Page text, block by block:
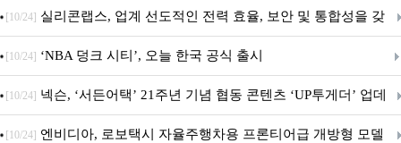
표
[10/24] 실리콘랩스, 업계 선도적인 전력 효율, 보안 및 통합성을 갖
춘 초저전력 블루투스 LE SoC ‘BG2B’ 공개
[10/24] ‘NBA 덩크 시티’, 오늘 한국 공식 출시
[10/24] 넥슨, ‘서든어택’ 21주년 기념 협동 콘텐츠 ‘UP투게더’ 업데
이트
[10/24] 엔비디아, 로보택시 자율주행차용 프론티어급 개방형 모델